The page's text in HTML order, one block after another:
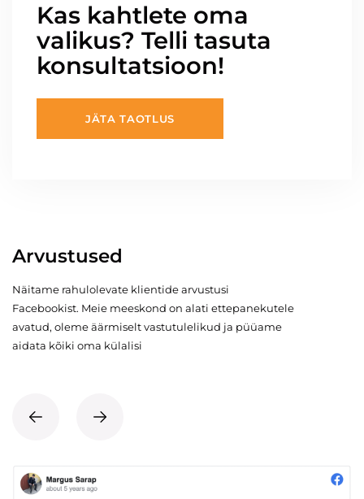
Kas kahtlete oma
valikus? Telli tasuta
konsultatsioon!
JÄTA TAOTLUS
Arvustused
Näitame rahulolevate klientide arvustusi
Facebookist. Meie meeskond on alati ettepanekutele
avatud, oleme äärmiselt vastutulelikud ja püüame
aidata kõiki oma külalisi